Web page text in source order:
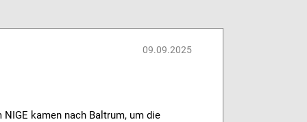
09.09.2025
kamen nach Baltrum, um die